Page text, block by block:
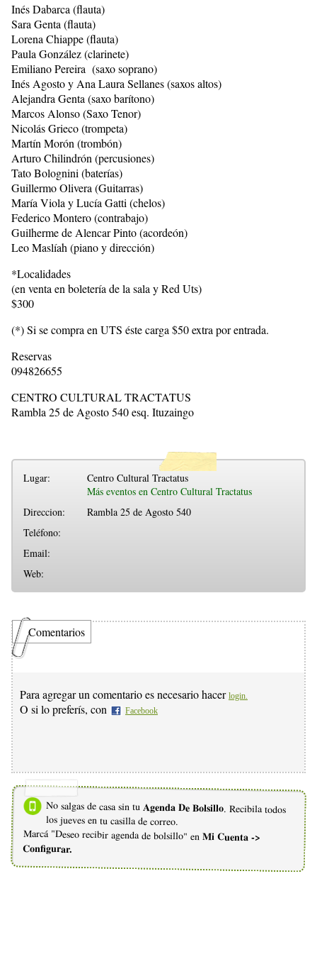
Inés Dabarca (flauta)
Sara Genta (flauta)
Lorena Chiappe (flauta)
Paula González (clarinete)
Emiliano Pereira (saxo soprano)
Inés Agosto y Ana Laura Sellanes (saxos altos)
Alejandra Genta (saxo barítono)
Marcos Alonso (Saxo Tenor)
Nicolás Grieco (trompeta)
Martín Morón (trombón)
Arturo Chilindrón (percusiones)
Tato Bolognini (baterías)
Guillermo Olivera (Guitarras)
María Viola y Lucía Gatti (chelos)
Federico Montero (contrabajo)
Guilherme de Alencar Pinto (acordeón)
Leo Maslíah (piano y dirección)
*Localidades
(en venta en boletería de la sala y Red Uts)
$300
(*) Si se compra en UTS éste carga $50 extra por entrada.
Reservas
094826655
CENTRO CULTURAL TRACTATUS
Rambla 25 de Agosto 540 esq. Ituzaingo
Lugar:
Centro Cultural Tractatus
Más eventos en Centro Cultural Tractatus
Direccion:
Rambla 25 de Agosto 540
Teléfono:
Email:
Web:
Comentarios
Para agregar un comentario es necesario hacer login.
O si lo preferís, con Facebook
No salgas de casa sin tu Agenda De Bolsillo. Recibila todos
los jueves en tu casilla de correo.
Marcá "Deseo recibir agenda de bolsillo" en Mi Cuenta ->
Configurar.